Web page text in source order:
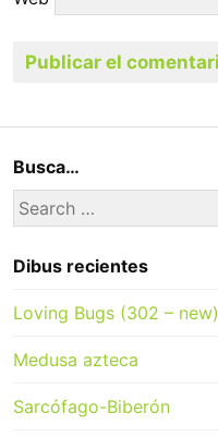
Busca…
Search
for:
Dibus recientes
Loving Bugs (302 – new)
Medusa azteca
Sarcófago-Biberón